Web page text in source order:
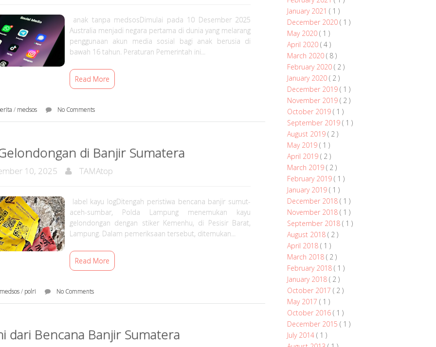
anak tanpa medsosDimulai pada 10 Desember 2025
Australia menjadi negara pertama di dunia yang melarang
penggunaan akun media sosial bagi anak berusia di
bawah 16 tahun. Peraturan Pemerintah ini...
Read More
/ medsos No Comments
di Banjir Sumatera
10, 2025 TAMAtop
label kayu logDitengah peristiwa bencana banjir sumut-
aceh-sumbar, Polda Lampung menemukan kayu
gelondongan dengan stiker Kemenhu, di Pesisir Barat,
Lampung. Dalam pemeriksaan tersebut, ditemukan...
Read More
medsos/ polri No Comments
dari Bencana Banjir Sumatera
January 2021 ( 1 )
December 2020 ( 1 )
May 2020 ( 1 )
April 2020 ( 4 )
March 2020 ( 8 )
February 2020 ( 2 )
January 2020 ( 2 )
December 2019 ( 1 )
November 2019 ( 2 )
October 2019 ( 1 )
September 2019 ( 1 )
August 2019 ( 2 )
May 2019 ( 1 )
April 2019 ( 2 )
March 2019 ( 2 )
February 2019 ( 1 )
January 2019 ( 1 )
December 2018 ( 1 )
November 2018 ( 1 )
September 2018 ( 1 )
August 2018 ( 2 )
April 2018 ( 1 )
March 2018 ( 2 )
February 2018 ( 1 )
January 2018 ( 2 )
October 2017 ( 2 )
May 2017 ( 1 )
October 2016 ( 1 )
December 2015 ( 1 )
July 2014 ( 1 )